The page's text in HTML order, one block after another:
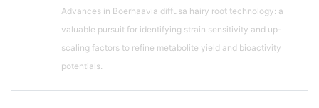
Advances in Boerhaavia diffusa hairy root technology: a
valuable pursuit for identifying strain sensitivity and up-
scaling factors to refine metabolite yield and bioactivity
potentials.